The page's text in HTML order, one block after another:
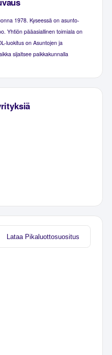
1978. Kyseessä on asunto-
Yhtiön pääasiallinen toimiala on
luokitus on Asuntojen ja
sijaitsee paikkakunnalla
Lataa Pikaluottosuositus